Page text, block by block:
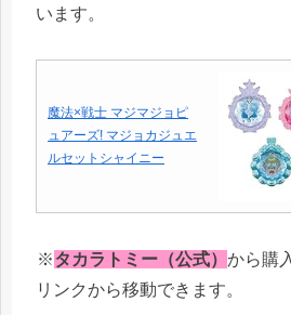
います。
魔法×戦士 マジマジョピ
ュアーズ! マジョカジュエ
ルセットシャイニー
※タカラトミー（公式） から購
リンクから移動できます。